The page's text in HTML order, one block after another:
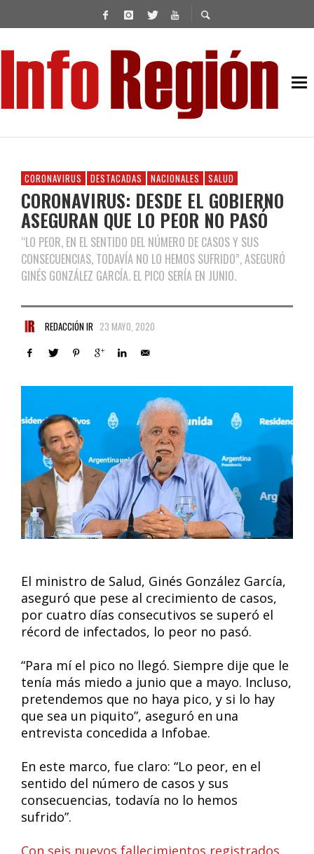
CORONAVIRUS DESTACADAS NACIONALES SALUD
CORONAVIRUS: DESDE EL GOBIERNO
ASEGURAN QUE LO PEOR NO PASÓ
“LO PEOR, EN EL SENTIDO DEL NÚMERO DE CASOS Y SUS
CONSECUENCIAS, TODAVÍA NO LO HEMOS SUFRIDO”, ASEGURÓ
GINÉS GONZÁLEZ GARCÍA. EL PICO SERÍA EN JUNIO.
REDACCIÓN IR 23 MAYO, 2020
El ministro de Salud, Ginés González García,
aseguró que pese al crecimiento de casos,
por cuatro días consecutivos se superó el
récord de infectados, lo peor no pasó.
“Para mí el pico no llegó. Siempre dije que le
tenía más miedo a junio que a mayo. Incluso,
pretendemos que no haya pico, y si lo hay
que sea un piquito”, aseguró en una
entrevista concedida a Infobae.
En este marco, fue claro: “Lo peor, en el
sentido del número de casos y sus
consecuencias, todavía no lo hemos
sufrido”.